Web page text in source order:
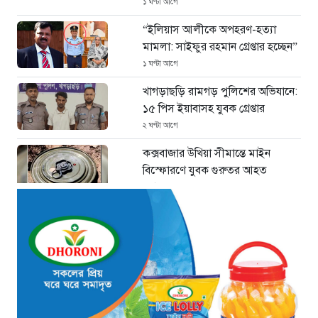
১ ঘণ্টা আগে
“ইলিয়াস আলীকে অপহরণ-হত্যা
মামলা: সাইফুর রহমান গ্রেপ্তার হচ্ছেন”
১ ঘণ্টা আগে
খাগড়াছড়ি রামগড় পুলিশের অভিযানে:
১৫ পিস ইয়াবাসহ যুবক গ্রেপ্তার
২ ঘণ্টা আগে
কক্সবাজার উখিয়া সীমান্তে মাইন
বিস্ফোরণে যুবক গুরুতর আহত
২ ঘণ্টা আগে
জোরারগঞ্জ থানা পুলিশের বিশেষ
অভিযান কক্সবাজারের পুরনো মাদক
কারবারি গ্রেফতার
২ ঘণ্টা আগে
ঢাকা চট্টগ্রাম মহাসড়ক স্টার লাইন
বাসের ধাক্কায় অটোরিকশা চালক নিহত